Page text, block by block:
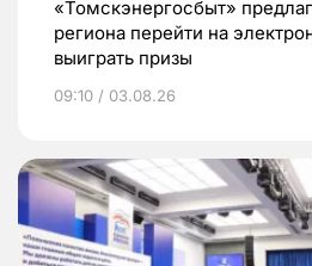
«Томскэнергосбыт»
региона перейти на
выиграть призы
09:10 / 03.08.26